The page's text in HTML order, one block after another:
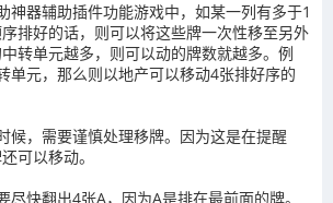
神器辅助插件功能游戏中，如某一列有多于1
排好的话，则可以将这些牌一次性移至另外
转单元越多，则可以动的牌数就越多。例
单元，那么则以地产可以移动4张排好序的
候，需要谨慎处理移牌。因为这是在提醒
可以移动。
尽快翻出4张A，因为A是排在最前面的牌。